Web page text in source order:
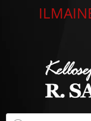
Products